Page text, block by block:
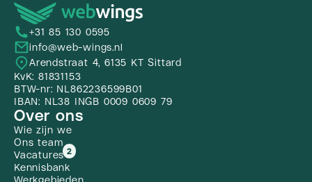
+31 85 130 0595
info@web-wings.nl
Arendstraat 4, 6135 KT Sittard
KvK: 81831153
BTW-nr: NL862236599B01
IBAN: NL38 INGB 0009 0609 79
Over ons
Wie zijn we
Ons team
Vacatures 2
Kennisbank